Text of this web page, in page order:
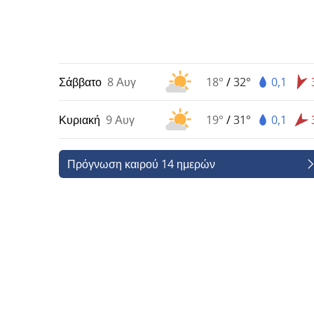
Σάββατο 8 Αυγ 18° /32° 0,1
Κυριακή 9 Αυγ 19° /31° 0,1
Πρόγνωση καιρού 14 ημερών